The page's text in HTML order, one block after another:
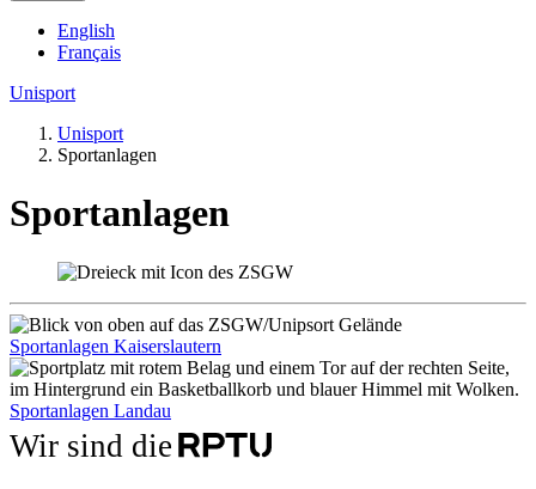
English
Français
Unisport
Unisport
Sportanlagen
Sportanlagen
Sportanlagen Kaiserslautern
Sportanlagen Landau
Wir sind die